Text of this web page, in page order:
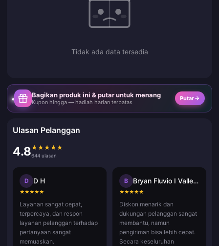
Tidak ada data tersedia
Bagikan produk ini & putar untuk menang
Kupon hingga — hadiah harian terbatas
Putar
Ulasan Pelanggan
4.8★ ★ ★ ★ ★
644 ulasan
D D H
★★★★★
Layanan sangat cepat,
terpercaya, dan respon
layanan pelanggan terhadap
pertanyaan sangat
memuaskan.
B Bryan Fluvio I Vallecer
★★★★★
Diskon menarik dan
dukungan pelanggan sangat
membantu, namun
pengiriman bisa lebih cepat.
Secara keseluruhan